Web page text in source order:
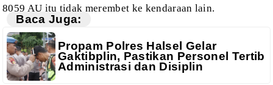
8059 AU itu tidak merembet ke kendaraan lain.
Baca Juga:
Propam Polres Halsel Gelar
Gaktibplin, Pastikan Personel Tertib
Administrasi dan Disiplin